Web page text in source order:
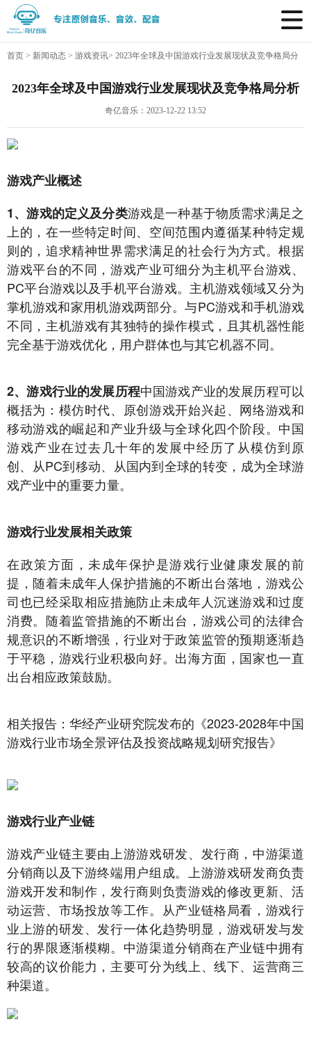
首页 > 新闻动态 > 游戏资讯> 2023年全球及中国游戏行业发展现状及竞争格局分
析
2023年全球及中国游戏行业发展现状及竞争格局分析
奇亿音乐：2023-12-22 13:52
游戏产业概述
1、游戏的定义及分类游戏是一种基于物质需求满足之
上的，在一些特定时间、空间范围内遵循某种特定规
则的，追求精神世界需求满足的社会行为方式。根据
游戏平台的不同，游戏产业可细分为主机平台游戏、
PC平台游戏以及手机平台游戏。主机游戏领域又分为
掌机游戏和家用机游戏两部分。与PC游戏和手机游戏
不同，主机游戏有其独特的操作模式，且其机器性能
完全基于游戏优化，用户群体也与其它机器不同。
2、游戏行业的发展历程中国游戏产业的发展历程可以
概括为：模仿时代、原创游戏开始兴起、网络游戏和
移动游戏的崛起和产业升级与全球化四个阶段。中国
游戏产业在过去几十年的发展中经历了从模仿到原
创、从PC到移动、从国内到全球的转变，成为全球游
戏产业中的重要力量。
游戏行业发展相关政策
在政策方面，未成年保护是游戏行业健康发展的前
提，随着未成年人保护措施的不断出台落地，游戏公
司也已经采取相应措施防止未成年人沉迷游戏和过度
消费。随着监管措施的不断出台，游戏公司的法律合
规意识的不断增强，行业对于政策监管的预期逐渐趋
于平稳，游戏行业积极向好。出海方面，国家也一直
出台相应政策鼓励。
相关报告：华经产业研究院发布的《2023-2028年中国
游戏行业市场全景评估及投资战略规划研究报告》
游戏行业产业链
游戏产业链主要由上游游戏研发、发行商，中游渠道
分销商以及下游终端用户组成。上游游戏研发商负责
游戏开发和制作，发行商则负责游戏的修改更新、活
动运营、市场投放等工作。从产业链格局看，游戏行
业上游的研发、发行一体化趋势明显，游戏研发与发
行的界限逐渐模糊。中游渠道分销商在产业链中拥有
较高的议价能力，主要可分为线上、线下、运营商三
种渠道。